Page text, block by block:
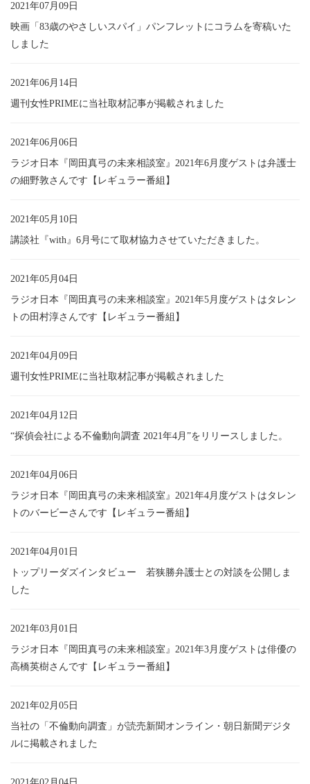
2021年07月09日
映画「83歳のやさしいスパイ」パンフレットにコラムを寄稿いた
しました
2021年06月14日
週刊女性PRIMEに当社取材記事が掲載されました
2021年06月06日
ラジオ日本『岡田真弓の未来相談室』2021年6月度ゲストは弁護士
の細野敦さんです【レギュラー番組】
2021年05月10日
講談社『with』6月号にて取材協力させていただきました。
2021年05月04日
ラジオ日本『岡田真弓の未来相談室』2021年5月度ゲストはタレン
トの田村淳さんです【レギュラー番組】
2021年04月09日
週刊女性PRIMEに当社取材記事が掲載されました
2021年04月12日
“探偵会社による不倫動向調査 2021年4月”をリリースしました。
2021年04月06日
ラジオ日本『岡田真弓の未来相談室』2021年4月度ゲストはタレン
トのバービーさんです【レギュラー番組】
2021年04月01日
トップリーダズインタビュー 若狭勝弁護士との対談を公開しま
した
2021年03月01日
ラジオ日本『岡田真弓の未来相談室』2021年3月度ゲストは俳優の
高橋英樹さんです【レギュラー番組】
2021年02月05日
当社の「不倫動向調査」が読売新聞オンライン・朝日新聞デジタ
ルに掲載されました